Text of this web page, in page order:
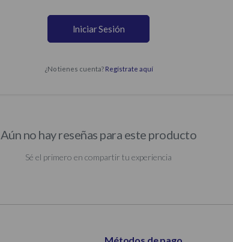
Iniciar Sesión
¿No tienes cuenta? Regístrate aquí
Aún no hay reseñas para este producto
Sé el primero en compartir tu experiencia